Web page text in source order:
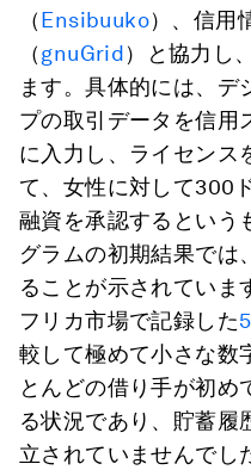
（Ensibuuko）、信用
（gnuGrid）と協力し
ます。具体的には、デ
プの取引データを信用
に入力し、ライセンス
て、女性に対して300
融資を承認するという
グラムの初期結果では
ることが示されていま
フリカ市場で記録した
較して極めて小さな数
とんどの借り手が初め
る状況であり、貯蓄履
立されていませんでし